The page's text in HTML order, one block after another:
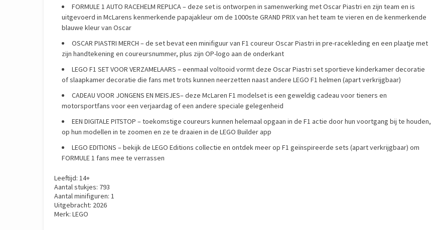
FORMULE 1 AUTO RACEHELM REPLICA – deze set is ontworpen in samenwerking met Oscar Piastri en zijn team en is
uitgevoerd in McLarens kenmerkende papajakleur om de 1000ste GRAND PRIX van het team te vieren en de kenmerkende
blauwe kleur van Oscar
OSCAR PIASTRI MERCH – de set bevat een minifiguur van F1 coureur Oscar Piastri in pre-racekleding en een plaatje met
zijn handtekening en coureursnummer, plus zijn OP-logo aan de onderkant
LEGO F1 SET VOOR VERZAMELAARS – eenmaal voltooid vormt deze Oscar Piastri set sportieve kinderkamer decoratie
of slaapkamer decoratie die fans met trots kunnen neerzetten naast andere LEGO F1 helmen (apart verkrijgbaar)
CADEAU VOOR JONGENS EN MEISJES– deze McLaren F1 modelset is een geweldig cadeau voor tieners en
motorsportfans voor een verjaardag of een andere speciale gelegenheid
EEN DIGITALE PITSTOP – toekomstige coureurs kunnen helemaal opgaan in de F1 actie door hun voortgang bij te houden,
op hun modellen in te zoomen en ze te draaien in de LEGO Builder app
LEGO EDITIONS – bekijk de LEGO Editions collectie en ontdek meer op F1 geïnspireerde sets (apart verkrijgbaar) om
FORMULE 1 fans mee te verrassen
Leeftijd: 14+
Aantal stukjes: 793
Aantal minifiguren: 1
Uitgebracht: 2026
Merk: LEGO